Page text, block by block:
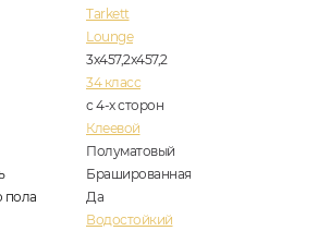
Tarkett
Lounge
3х457,2x457,2
34 класс
с 4-х сторон
Клеевой
Полуматовый
Брашированная
пола
Да
Водостойкий